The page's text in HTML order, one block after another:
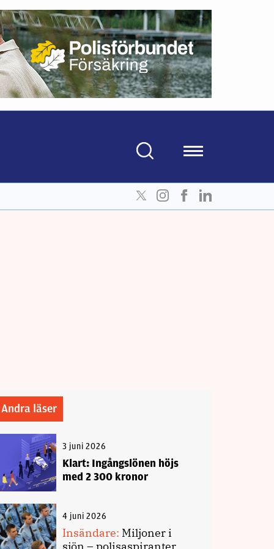
Andra läser
3 juni 2026
Klart: Ingångslönen höjs
med 2 300 kronor
4 juni 2026
Insändare: Miljoner i